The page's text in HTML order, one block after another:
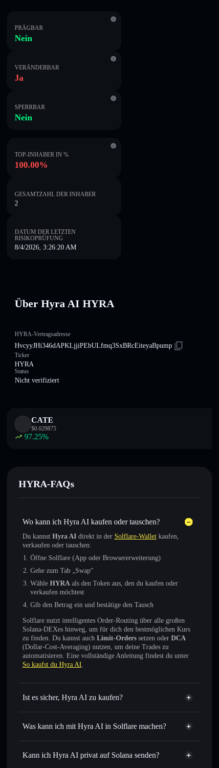
PRÄGBAR
Nein
VERÄNDERBAR
Ja
SPERRBAR
Nein
TOP-INHABER IN %
100.00%
GESAMTZAHL DER INHABER
2
DATUM DER LETZTEN
RISIKOPRÜFUNG
8/4/2026, 3:26:20 AM
Über Hyra AI HYRA
HYRA-Vertragsadresse
HvcyyJHi346dAPKLjjiPEbULfmq3SxBRcEiteyaBpump
Ticker
HYRA
Status
Nicht verifiziert
CATE
$0.029875
97.25%
HYRA-FAQs
Wo kann ich Hyra AI kaufen oder tauschen?
Du kannst Hyra AI direkt in der Solflare-Wallet kaufen,
verkaufen oder tauschen:
Öffne Solflare (App oder Browsererweiterung)
Gehe zum Tab „Swap“
Wähle HYRA als den Token aus, den du kaufen oder
verkaufen möchtest
Gib den Betrag ein und bestätige den Tausch
Solflare nutzt intelligentes Order-Routing über alle großen
Solana-DEXes hinweg, um für dich den bestmöglichen Kurs
zu finden. Du kannst auch Limit-Orders setzen oder DCA
(Dollar-Cost-Averaging) nutzen, um deine Trades zu
automatisieren. Eine vollständige Anleitung findest du unter
So kaufst du Hyra AI.
Ist es sicher, Hyra AI zu kaufen?
Hyra AI nicht verifiziert
Was kann ich mit Hyra AI in Solflare machen?
Hyra AI
Solflare-Wallet
Sofort tauschen– handle HYRA gegen SOL, USDC oder
Kann ich Hyra AI privat auf Solana senden?